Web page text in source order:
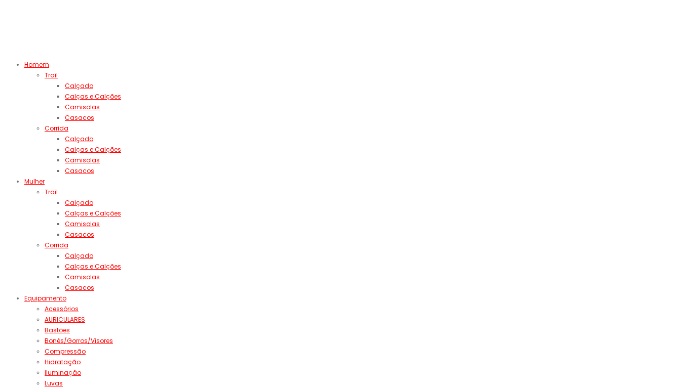
Homem
Trail
Calçado
Calças e Calções
Camisolas
Casacos
Corrida
Calçado
Calças e Calções
Camisolas
Casacos
Mulher
Trail
Calçado
Calças e Calções
Camisolas
Casacos
Corrida
Calçado
Calças e Calções
Camisolas
Casacos
Equipamento
Acessórios
AURICULARES
Bastões
Bonés/Gorros/Visores
Compressão
Hidratação
Iluminação
Luvas